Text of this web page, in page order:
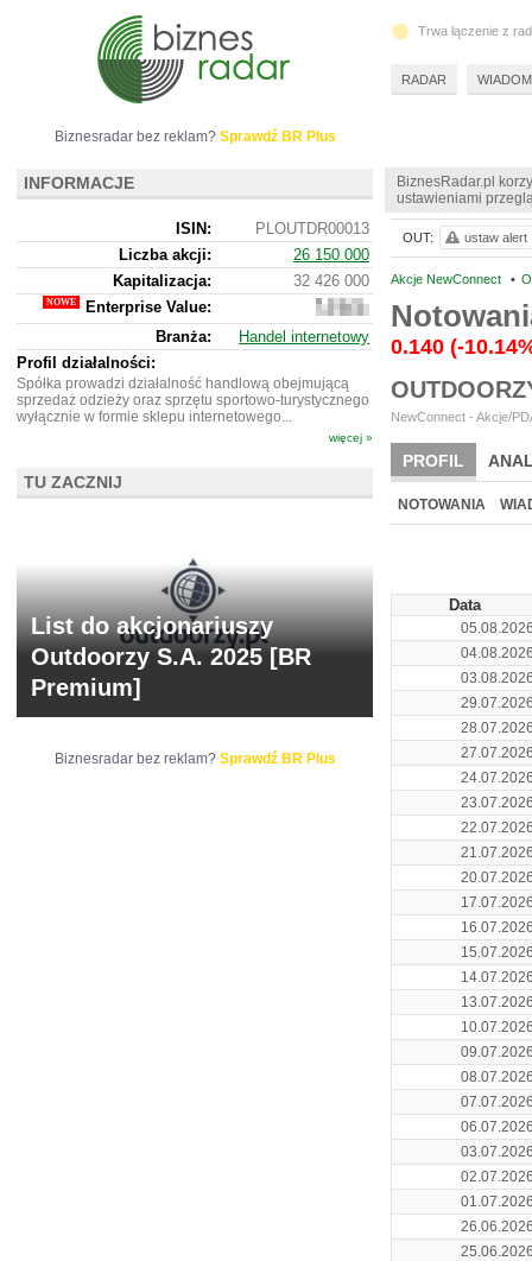
BiznesRadar.pl
ustawieniami
Akcje NewConnect •
0.140 (-
NewConnect - Akcje/
PROFIL
BR LAB
NOTOWANIA
Data
OUT: ustaw alert
Biznesradar bez reklam? Sprawdź BR Plus
INFORMACJE
ISIN:
PLOUTDR00013
Liczba akcji:
26 150 000
Kapitalizacja:
32 426 000
Enterprise Value:
31
325
000
Branża:
Handel internetowy
Profil działalności:
Spółka prowadzi działalność handlową obejmującą
sprzedaż odzieży oraz sprzętu sportowo-turystycznego
wyłącznie w formie sklepu internetowego...
więcej »
TU ZACZNIJ
List do akcjonariuszy
Outdoorzy S.A. 2025 [BR
Premium]
Biznesradar bez reklam? Sprawdź BR Plus
Trwa łączenie z
RADAR